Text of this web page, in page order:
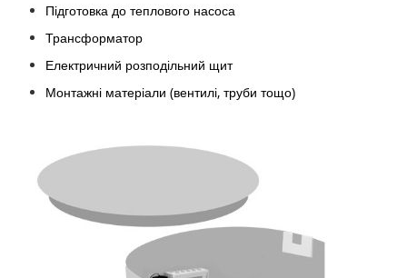
Підготовка до теплового насоса
Трансформатор
Електричний розподільний щит
Монтажні матеріали (вентилі, труби тощо)